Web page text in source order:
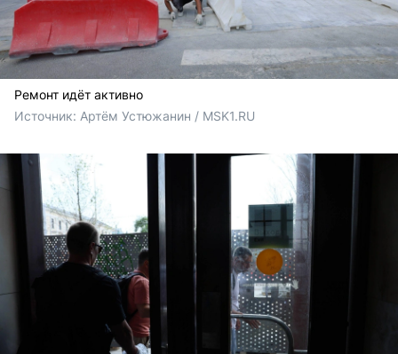
Ремонт идёт активно
Источник: Артём Устюжанин / MSK1.RU